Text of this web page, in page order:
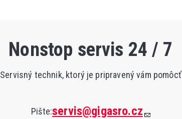
Nonstop servis 24 / 7
Servisný technik, ktorý je pripravený vám pomôcť
Pište:servis@gigasro.cz